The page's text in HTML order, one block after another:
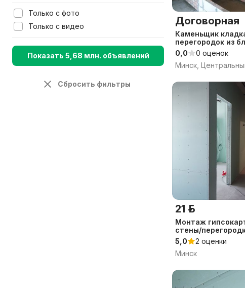
Только с фото
Только с видео
Показать 5,68 млн. объявлений
Сбросить фильтры
Договорная
Каменьщик
перегородок из
0,0
0 оценок
Минск,
21 р.
Монтаж
стены/
пр.
5,0
2 оценки
Минск